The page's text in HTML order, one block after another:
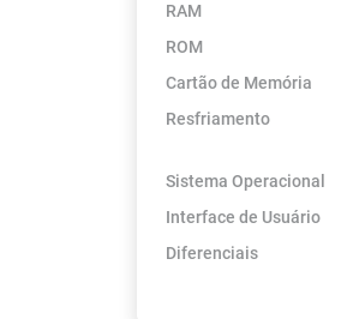
RAM
ROM
Cartão de Memória
Resfriamento
Sistema Operacional
Interface de Usuário
Diferenciais